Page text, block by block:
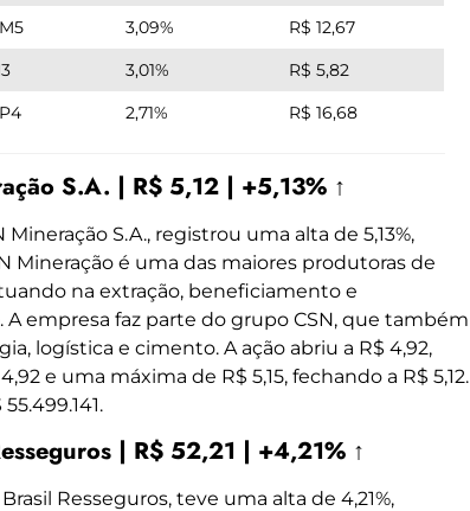
3,09%
R$ 12,67
3,01%
R$ 5,82
2,71% R$ 16,68
S.A. | R$ 5,12 | +5,13% ↑
Mineração S.A., registrou uma alta de 5,13%,
Mineração é uma das maiores produtoras de
na extração, beneficiamento e
empresa faz parte do grupo CSN, que também
logística e cimento. A ação abriu a R$ 4,92,
e uma máxima de R$ 5,15, fechando a R$ 5,12.
55.499.141.
| R$ 52,21 | +4,21% ↑
Resseguros, teve uma alta de 4,21%,